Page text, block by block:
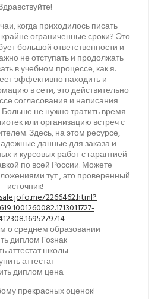
когда приходилось писать
ограниченные сроки? Это
большой ответственности и
не отступать и продолжать
в учебном процессе, как я.
эффективно находить и
в сети, это действительно
согласования и написания
не нужно тратить время
или организацию встреч с
Здесь, на этом ресурсе,
данные для заказа и
и курсовых работ с гарантией
по всей России. Можете
тут , это проверенный
источник!
2266462.html?
о среднем образовании
диплом Гознак
аттестат школы
аттестат
диплом цена
прекрасных оценок!